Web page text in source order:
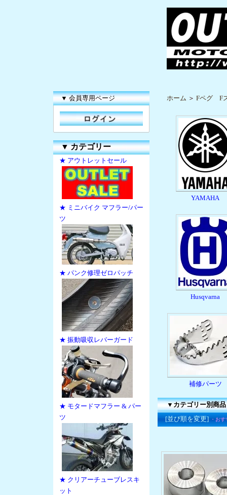
▼ 会員専用ページ
▼カテゴリー
★ アウトレットセール
★ ミニバイク マフラー/パー
ツ
★ パンク修理ゼロパッチ
★ 振動吸収レバーガード
★ モタードマフラー & パー
ツ
★ クリアーチューブレスキ
ット
ホーム ＞ Fペグ F
YAMAHA
Husqvarna
補修パーツ
▼カテゴリー別商品
[並び順を変更]
・お